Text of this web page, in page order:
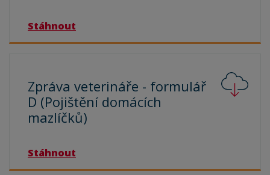
Stáhnout
Zpráva veterináře - formulář
D (Pojištění domácích
mazlíčků)
Stáhnout